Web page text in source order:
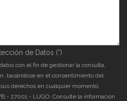
de Datos (*)
de Datos (*)
con el fin de gestionar la consulta,
basándose en el consentimiento del
derechos en cualquier momento,
- 27001 - LUGO. Consulte la información